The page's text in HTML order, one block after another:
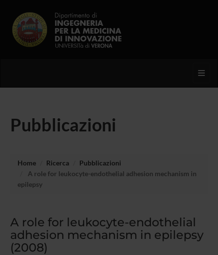
Pubblicazioni
Home Ricerca
Pubblicazioni
A role for leukocyte-endothelial adhesion mechanism in
epilepsy
A role for leukocyte-endothelial
adhesion mechanism in epilepsy
(2008)